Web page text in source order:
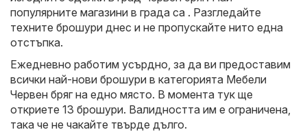
популярните магазини в града са . Разгледайте
техните брошури днес и не пропускайте нито една
отстъпка.
Ежедневно работим усърдно, за да ви предоставим
всички най-нови брошури в категорията Мебели
Червен бряг на едно място. В момента тук ще
откриете 13 брошури. Валидността им е ограничена,
така че не чакайте твърде дълго.